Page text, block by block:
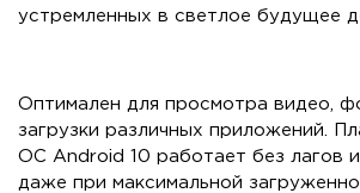
устремленных в светлое будущее
Оптимален для просмотра видео,
загрузки различных приложений.
ОС Android 10 работает без лагов
даже при максимальной